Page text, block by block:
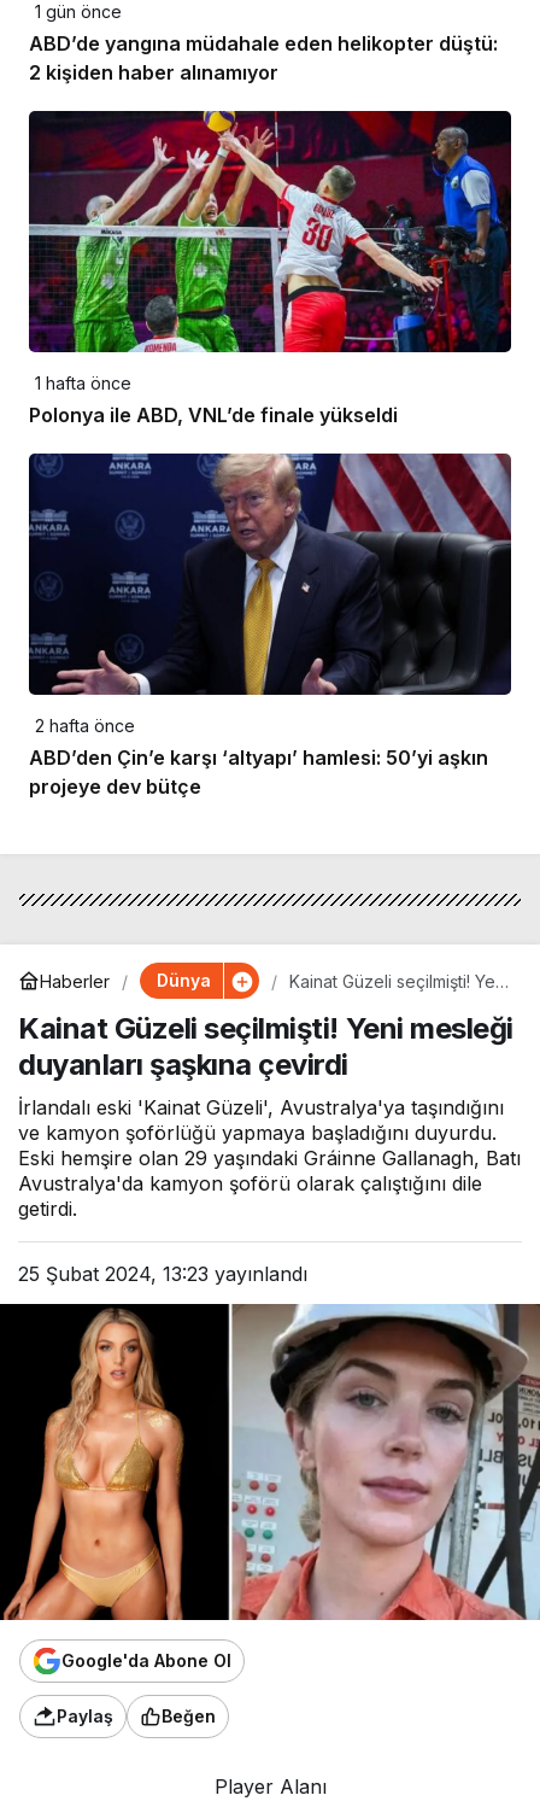
1 gün önce
ABD’de yangına müdahale eden helikopter düştü:
2 kişiden haber alınamıyor
1 hafta önce
Polonya ile ABD, VNL’de finale yükseldi
2 hafta önce
ABD’den Çin’e karşı ‘altyapı’ hamlesi: 50’yi aşkın
projeye dev bütçe
Haberler Dünya
Kainat Güzeli seçilmişti! Yeni
çevirdi
Kainat Güzeli seçilmişti! Yeni mesleği
duyanları şaşkına çevirdi
İrlandalı eski 'Kainat Güzeli', Avustralya'ya taşındığını
ve kamyon şoförlüğü yapmaya başladığını duyurdu.
Eski hemşire olan 29 yaşındaki Gráinne Gallanagh, Batı
Avustralya'da kamyon şoförü olarak çalıştığını dile
getirdi.
25 Şubat 2024, 13:23 yayınlandı
Google'da Abone Ol
Paylaş Beğen
Player Alanı